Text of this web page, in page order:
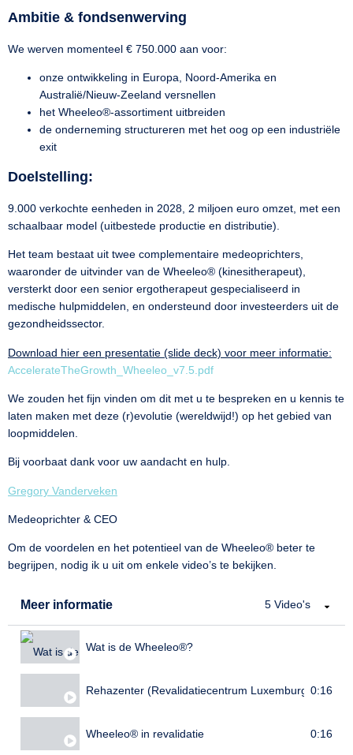
Ambitie & fondsenwerving
We werven momenteel € 750.000 aan voor:
onze ontwikkeling in Europa, Noord-Amerika en
Australië/Nieuw-Zeeland versnellen
het Wheeleo®-assortiment uitbreiden
de onderneming structureren met het oog op een industriële
exit
Doelstelling:
9.000 verkochte eenheden in 2028, 2 miljoen euro omzet, met een
schaalbaar model (uitbestede productie en distributie).
Het team bestaat uit twee complementaire medeoprichters,
waaronder de uitvinder van de Wheeleo® (kinesitherapeut),
versterkt door een senior ergotherapeut gespecialiseerd in
medische hulpmiddelen, en ondersteund door investeerders uit de
gezondheidssector.
Download hier een presentatie (slide deck) voor meer informatie:
AccelerateTheGrowth_Wheeleo_v7.5.pdf
We zouden het fijn vinden om dit met u te bespreken en u kennis te
laten maken met deze (r)evolutie (wereldwijd!) op het gebied van
loopmiddelen.
Bij voorbaat dank voor uw aandacht en hulp.
Gregory Vanderveken
Medeoprichter & CEO
Om de voordelen en het potentieel van de Wheeleo® beter te
begrijpen, nodig ik u uit om enkele video’s te bekijken.
Meer informatie 5 Video's
Wat is de Wheeleo®?
Rehazenter (Revalidatiecentrum Luxemburg)0:16
Wheeleo® in revalidatie 0:16